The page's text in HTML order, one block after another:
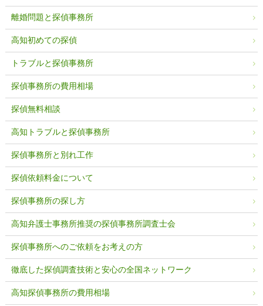
離婚問題と探偵事務所
高知初めての探偵
トラブルと探偵事務所
探偵事務所の費用相場
探偵無料相談
高知トラブルと探偵事務所
探偵事務所と別れ工作
探偵依頼料金について
探偵事務所の探し方
高知弁護士事務所推奨の探偵事務所調査士会
探偵事務所へのご依頼をお考えの方
徹底した探偵調査技術と安心の全国ネットワーク
高知探偵事務所の費用相場